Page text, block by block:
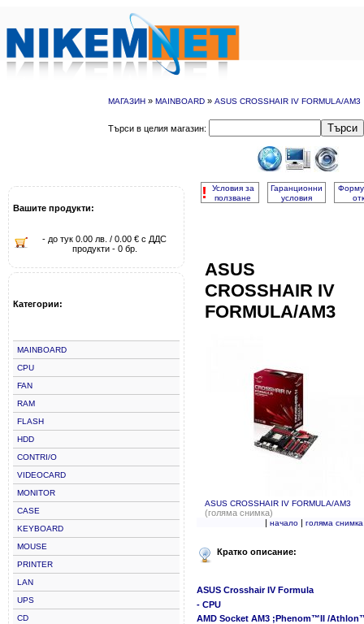
МАГАЗИН » MAINBOARD » ASUS CROSSHAIR IV FORMULA/AM3
Търси в целия магазин: Търси
Вашите продукти:
- до тук 0.00 лв. / 0.00 € с ДДС
продукти - 0 бр.
Категории:
MAINBOARD
CPU
FAN
RAM
FLASH
HDD
CONTRI/O
VIDEOCARD
MONITOR
CASE
KEYBOARD
MOUSE
PRINTER
LAN
UPS
CD
!
Условия за
ползване
Гаранционни
условия
ASUS
CROSSHAIR IV
FORMULA/AM3
ASUS CROSSHAIR IV FORMULA/AM3
(голяма снимка)
| начало| голяма снимка
Кратко описание:
ASUS Crosshair IV Formula
- CPU
AMD Socket AM3 ;Phenom™II /